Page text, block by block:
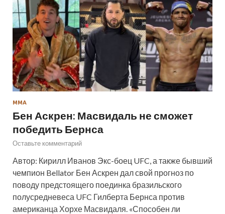
ММА
Бен Аскрен: Масвидаль не сможет
победить Бернса
Оставьте комментарий
Автор: Кирилл Иванов Экс-боец UFC, а также бывший
чемпион Bellator Бен Аскрен дал свой прогноз по
поводу предстоящего поединка бразильского
полусредневеса UFC Гилберта Бернса против
американца Хорхе Масвидаля. «Способен ли